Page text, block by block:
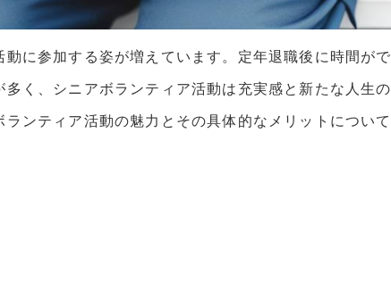
に参加する姿が増えています。定年退職後に時間がで
く、シニアボランティア活動は充実感と新たな人生の
ンティア活動の魅力とその具体的なメリットについて